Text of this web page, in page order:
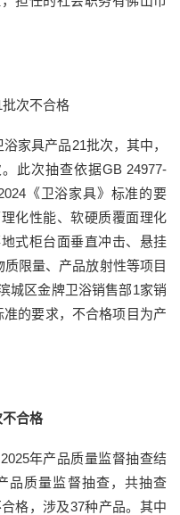
次不合格
家具产品21批次，其中，
此次抽查依据GB 24977-
《卫浴家具》标准的要
化性能、软硬质覆面理化
式柜台面垂直冲击、悬挂
限量、产品放射性等项目
城区金牌卫浴销售部1家销
的要求，不合格项目为产
合格
年产品质量监督抽查结
品质量监督抽查，共抽查
格，涉及37种产品。其中